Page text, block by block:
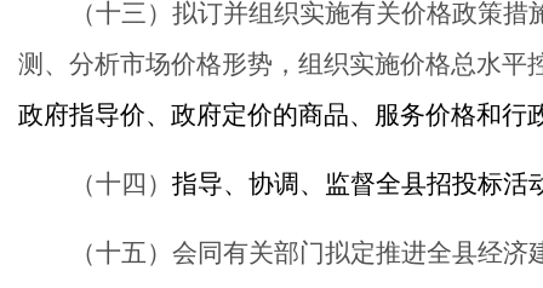
（十三）拟订并组织实施有关价格政策
测、分析市场价格形势，组织实施价格总水平
政府指导价、政府定价的商品、服务价格和行
（十四 ） 指导、 协调 、 监督全县招投标活
（十五）会同有关部门拟定推进全县经